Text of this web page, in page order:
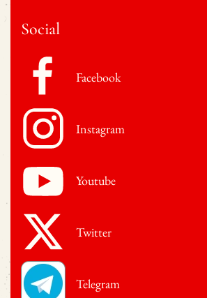
Social
Facebook
Instagram
Youtube
Twitter
Telegram